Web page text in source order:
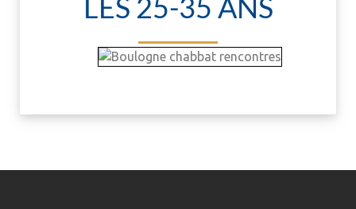
LES 25-35 ANS